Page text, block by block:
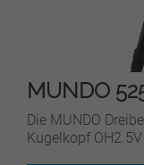
MUNDO
Die MUNDO
Kugelkopf OH2.5V